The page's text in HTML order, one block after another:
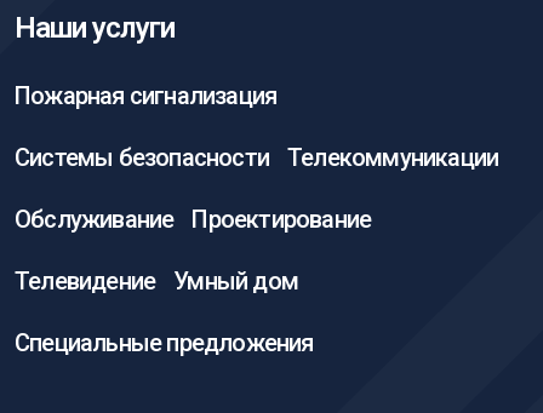
Наши услуги
Пожарная сигнализация
Системы безопасности Телекоммуникации
Обслуживание Проектирование
Телевидение Умный дом
Специальные предложения